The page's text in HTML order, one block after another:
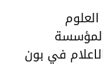
في بون